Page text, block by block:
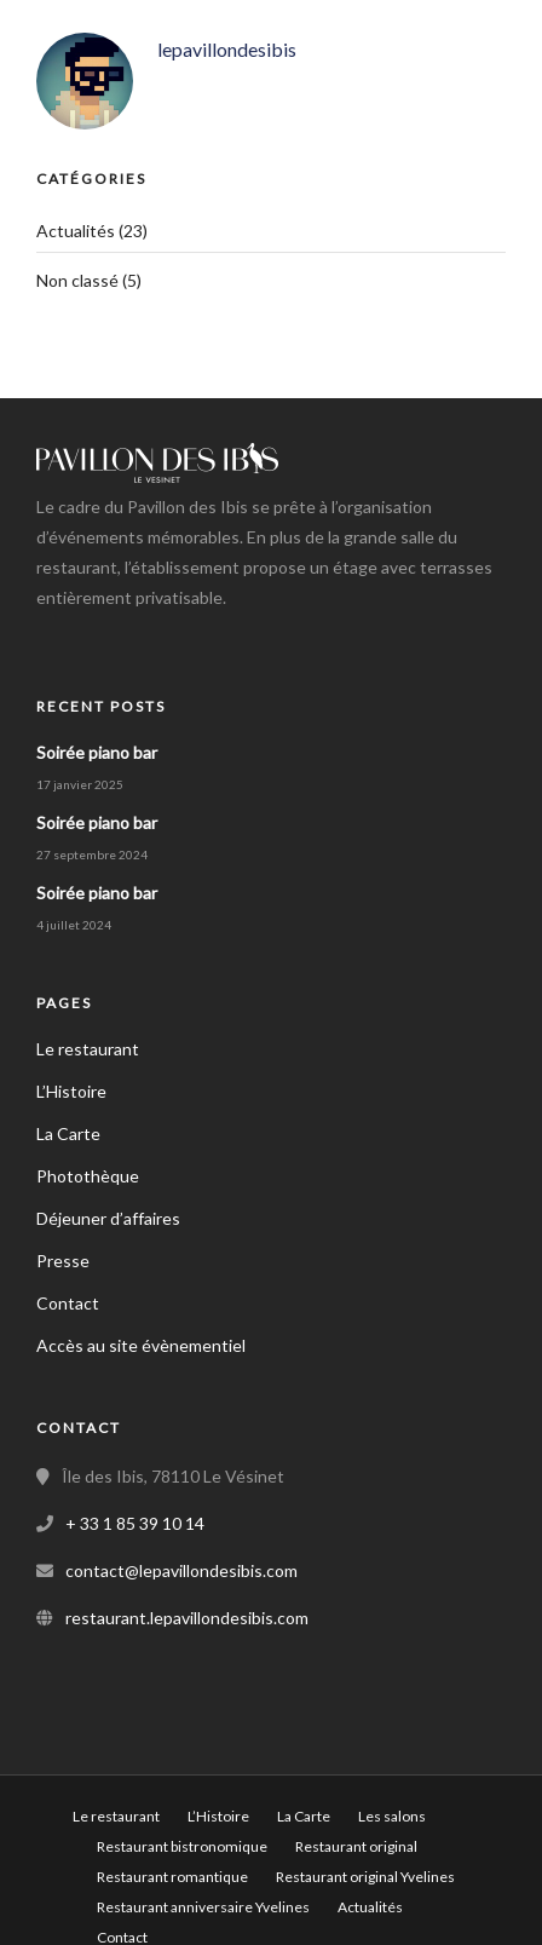
lepavillondesibis
CATÉGORIES
Actualités (23)
Non classé(5)
Le cadre du Pavillon des Ibis se prête à l’organisation
d’événements mémorables. En plus de la grande salle du
restaurant, l’établissement propose un étage avec terrasses
entièrement privatisable.
RECENT POSTS
Soirée piano bar
17 janvier 2025
Soirée piano bar
27 septembre 2024
Soirée piano bar
4 juillet 2024
PAGES
Le restaurant
L’Histoire
La Carte
Photothèque
Déjeuner d’affaires
Presse
Contact
Accès au site évènementiel
CONTACT
Île des Ibis, 78110 Le Vésinet
+ 33 1 85 39 10 14
contact@lepavillondesibis.com
restaurant.lepavillondesibis.com
Le restaurant L’Histoire La Carte
Les salons
Restaurant bistronomique
Restaurant original
Restaurant romantique
Restaurant original Yvelines
Restaurant anniversaire Yvelines
Actualités
Contact